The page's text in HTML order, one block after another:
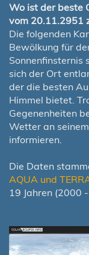
Wo ist der beste
vom 20.11.2951
Die folgenden
Bewölkung für
sich der Ort
der die besten
Himmel bietet.
Gegenenheiten
Wetter an
informieren.
Die Daten
AQUA und
19 Jahren (2000